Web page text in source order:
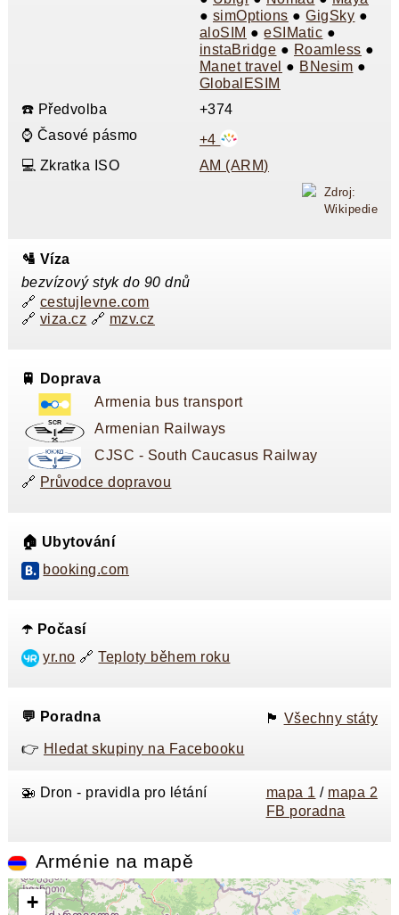
● simOptions ●GigSky ●
aloSIM ●eSIMatic ●
instaBridge ● Roamless ●
Manet travel ● BNesim ●
GlobalESIM
☎️ Předvolba
+374
⌚ Časové pásmo
+4
💻 Zkratka ISO
AM (ARM)
Zdroj:
Wikipedie
🛂 Víza
bezvízový styk do 90 dnů
🔗 cestujlevne.com
🔗 viza.cz 🔗 mzv.cz
🚆 Doprava
Armenia bus transport
Armenian Railways
CJSC - South Caucasus Railway
🔗 Průvodce dopravou
🏠 Ubytování
booking.com
☂️ Počasí
yr.no 🔗Teploty během roku
💬 Poradna 🏴󠁭󠁸󠁭󠁥󠁸󠁿 Všechny státy
👉 Hledat skupiny na Facebooku
🚁 Dron - pravidla pro létání mapa 1 / mapa 2
FB poradna
Arménie na mapě
+